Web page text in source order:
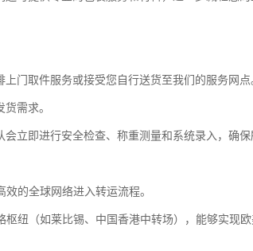
门取件服务或接受您自行送货至我们的服务网点
需求。
立即进行安全检查、称重测量和系统录入，确保
的全球网络进入转运流程。
枢纽（如莱比锡、中国香港中转场），能够实现